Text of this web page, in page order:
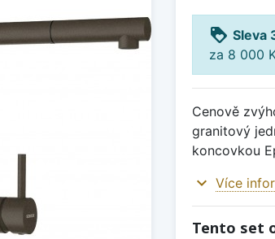
loyalty Sleva
za 8 000
Cenově
granitový
koncovkou
expand_more Více
Tento set